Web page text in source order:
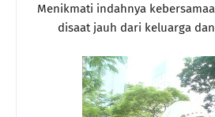
Menikmati indahnya
disaat jauh dari keluarga